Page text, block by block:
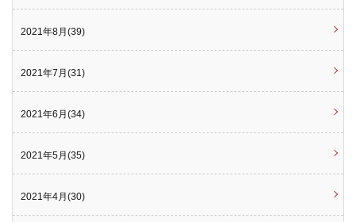
2021年8月(39)
2021年7月(31)
2021年6月(34)
2021年5月(35)
2021年4月(30)